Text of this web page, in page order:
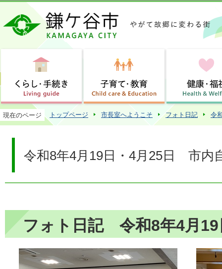
この
現在のページ トップページ 市長室へようこそ フォト日記 令
令和8年4月19日・4月25日 市内
フォト日記 令和8年4月19